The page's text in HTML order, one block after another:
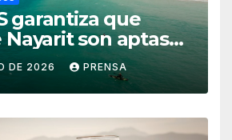
garantiza que
Nayarit son aptas
DE 2026 PRENSA